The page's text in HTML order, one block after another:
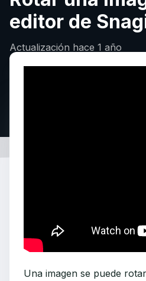
editor de
Actualización hace 1 año
Una imagen se puede